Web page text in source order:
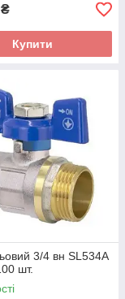
₴
Купити
3/4 вн SL534A
шт.